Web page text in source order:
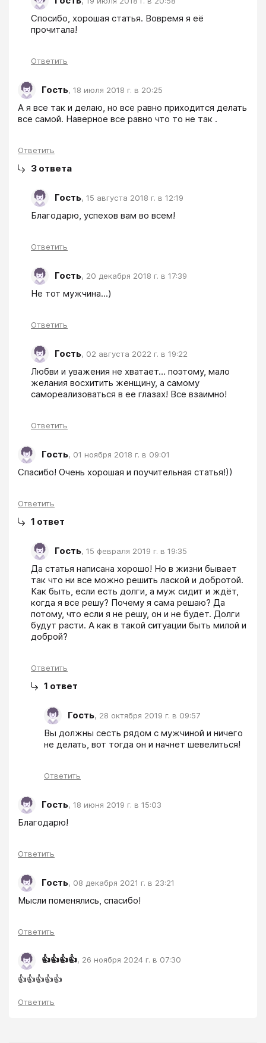
Спосибо, хорошая статья. Вовремя я её
прочитала!
Ответить
Гость, 18 июля 2018 г. в 20:25
А я все так и делаю, но все равно приходится делать
все самой. Наверное все равно что то не так .
Ответить
3 ответа
Гость, 15 августа 2018 г. в 12:19
Благодарю, успехов вам во всем!
Ответить
Гость, 20 декабря 2018 г. в 17:39
Не тот мужчина...)
Ответить
Гость, 02 августа 2022 г. в 19:22
Любви и уважения не хватает… поэтому, мало
желания восхитить женщину, а самому
самореализоваться в ее глазах! Все взаимно!
Ответить
Гость, 01 ноября 2018 г. в 09:01
Спасибо! Очень хорошая и поучительная статья!))
Ответить
1 ответ
Гость, 15 февраля 2019 г. в 19:35
Да статья написана хорошо! Но в жизни бывает
так что ни все можно решить лаской и добротой.
Как быть, если есть долги, а муж сидит и ждёт,
когда я все решу? Почему я сама решаю? Да
потому, что если я не решу, он и не будет. Долги
будут расти. А как в такой ситуации быть милой и
доброй?
Ответить
1 ответ
Гость, 28 октября 2019 г. в 09:57
Вы должны сесть рядом с мужчиной и ничего
не делать, вот тогда он и начнет шевелиться!
Ответить
Гость, 18 июня 2019 г. в 15:03
Благодарю!
Ответить
Гость, 08 декабря 2021 г. в 23:21
Мысли поменялись, спасибо!
Ответить
👍👍👍👍, 26 ноября 2024 г. в 07:30
👍👍👍👍👍
Ответить